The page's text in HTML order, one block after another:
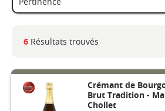
6 Résultats trouvés
Crémant de
Brut Tradition -
Chollet